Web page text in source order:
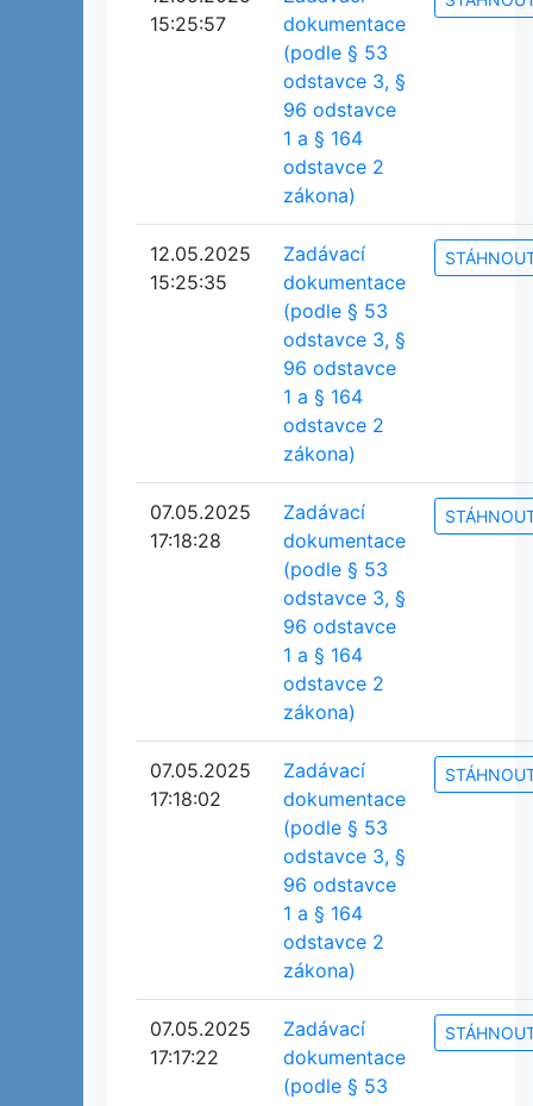
15:25:57
dokumentace
(podle § 53
odstavce 3, §
96 odstavce
1 a § 164
odstavce 2
zákona)
12.05.2025
15:25:35
Zadávací
dokumentace
(podle § 53
odstavce 3, §
96 odstavce
1 a § 164
odstavce 2
zákona)
07.05.2025
17:18:28
Zadávací
dokumentace
(podle § 53
odstavce 3, §
96 odstavce
1 a § 164
odstavce 2
zákona)
07.05.2025
17:18:02
Zadávací
dokumentace
(podle § 53
odstavce 3, §
96 odstavce
1 a § 164
odstavce 2
zákona)
07.05.2025
17:17:22
Zadávací
dokumentace
(podle § 53